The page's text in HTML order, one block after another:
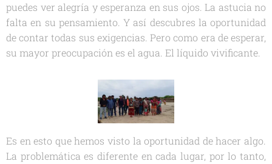
puedes ver alegría y esperanza en sus ojos. La astucia no
falta en su pensamiento. Y así descubres la oportunidad
de contar todas sus exigencias. Pero como era de esperar,
su mayor preocupación es el agua. El líquido vivificante.
Es en esto que hemos visto la oportunidad de hacer algo.
La problemática es diferente en cada lugar, por lo tanto,